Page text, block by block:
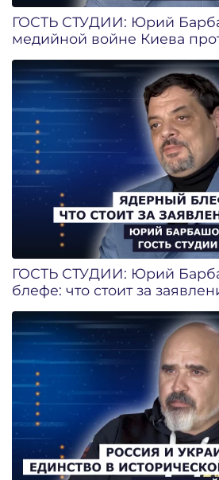
ГОСТЬ СТУДИИ: Юрий
медийной войне Киева
ГОСТЬ СТУДИИ: Юрий
блефе: что стоит за